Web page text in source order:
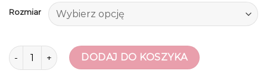
Rozmiar
ilość rylko buty DODAJ DO KOSZYKA